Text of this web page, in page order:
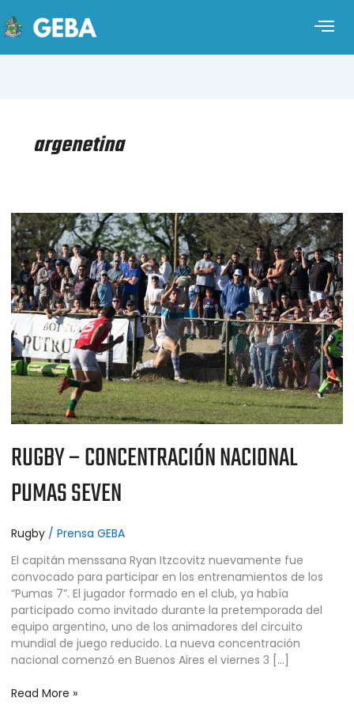
argenetina
RUGBY – CONCENTRACIÓN NACIONAL
PUMAS SEVEN
Rugby / Prensa GEBA
El capitán menssana Ryan Itzcovitz nuevamente fue
convocado para participar en los entrenamientos de los
“Pumas 7”. El jugador formado en el club, ya había
participado como invitado durante la pretemporada del
equipo argentino, uno de los animadores del circuito
mundial de juego reducido. La nueva concentración
nacional comenzó en Buenos Aires el viernes 3 […]
RUGBY
–
CONCENTRACIÓN
NACIONAL
PUMAS
SEVEN
Read More »